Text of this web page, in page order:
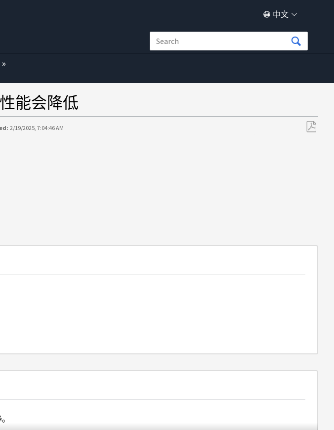
中文
能会降低
2/19/2025, 7:04:46 AM